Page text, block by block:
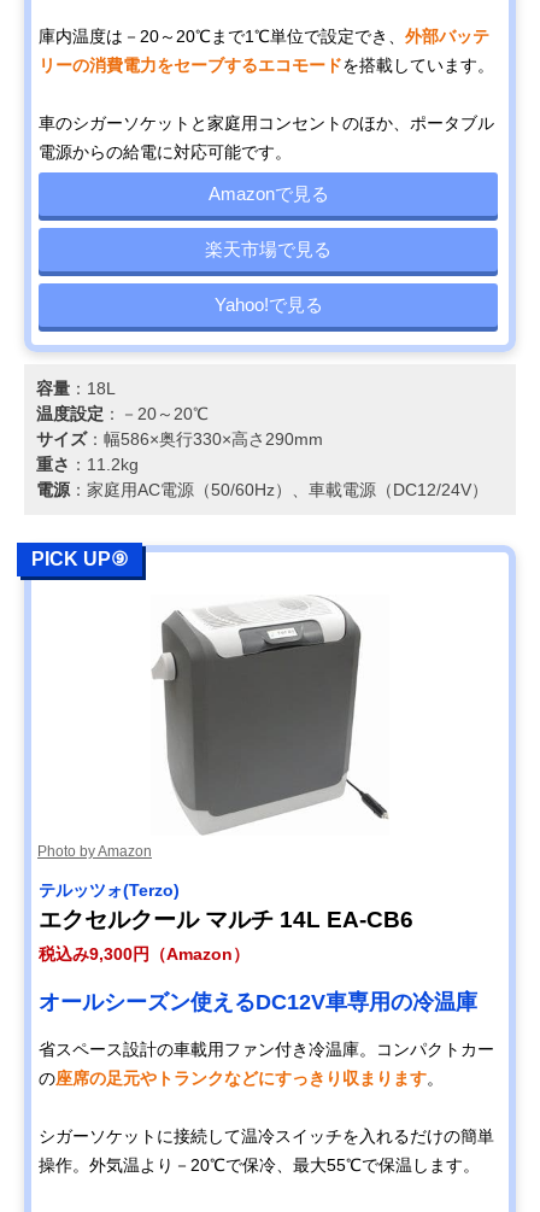
庫内温度は－20～20℃まで1℃単位で設定でき、 外部バッテ
リーの消費電力をセーブするエコモードを搭載しています。
車のシガーソケットと家庭用コンセントのほか、ポータブル
電源からの給電に対応可能です。
Amazonで見る
楽天市場で見る
Yahoo!で見る
容量 ：18L
温度設定 ：－20～20℃
サイズ：幅586×奥行330×高さ290mm
重さ ：11.2kg
電源：家庭用AC電源（50/60Hz）、車載電源（DC12/24V）
PICK UP⑨
Photo by Amazon
テルッツォ(Terzo)
エクセルクール マルチ 14L EA-CB6
税込み9,300円（Amazon）
オールシーズン使えるDC12V車専用の冷温庫
省スペース設計の車載用ファン付き冷温庫。コンパクトカー
の座席の足元やトランクなどにすっきり収まります。
シガーソケットに接続して温冷スイッチを入れるだけの簡単
操作。外気温より－20℃で保冷、最大55℃で保温します。